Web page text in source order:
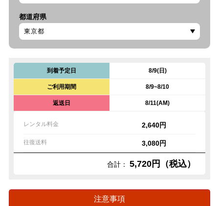
都道府県
到着予定日 8/9(日)
ご利用期間 8/9~8/10
返送日 8/11(AM)
レンタル料金 2,640円
往復送料 3,080円
合計： 5,720円（税込）
注意事項